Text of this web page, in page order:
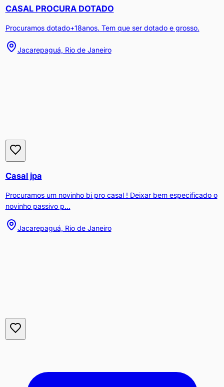
CASAL PROCURA DOTADO
Procuramos dotado+18anos. Tem que ser dotado e grosso.
Jacarepaguá, Rio de Janeiro
Casal jpa
Procuramos um novinho bi pro casal ! Deixar bem especificado o
novinho passivo p...
Jacarepaguá, Rio de Janeiro